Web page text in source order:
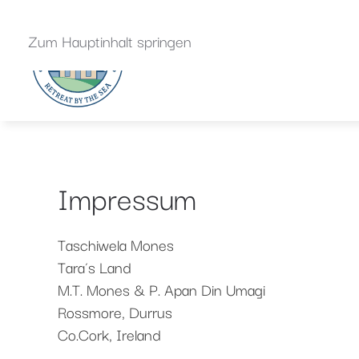
Zum Hauptinhalt springen
Impressum
Taschiwela Mones
Tara´s Land
M.T. Mones & P. Apan Din Umagi
Rossmore, Durrus
Co.Cork, Ireland